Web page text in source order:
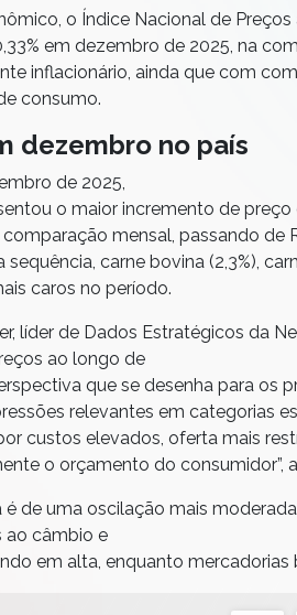
o Índice Nacional de
em dezembro de 2025, na
inflacionário, ainda que com
consumo.
dezembro no país
de 2025,
o maior incremento de
mensal, passando de
carne bovina (2,3%),
caros no período.
líder de Dados Estratégicos da
ao longo de
que se desenha para os
relevantes em categorias
custos elevados, oferta mais
o orçamento do consumidor”,
é de uma oscilação mais
ao câmbio e
em alta, enquanto